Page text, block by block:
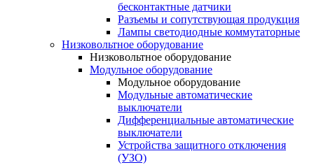
бесконтактные датчики
Разъемы и сопутствующая продукция
Лампы светодиодные коммутаторные
Низковольтное оборудование
Низковольтное оборудование
Модульное оборудование
Модульное оборудование
Модульные автоматические
выключатели
Дифференциальные автоматические
выключатели
Устройства защитного отключения
(УЗО)